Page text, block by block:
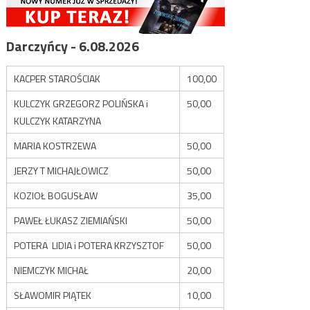
Darczyńcy - 6.08.2026
KACPER STAROŚCIAK
100,00
KULCZYK GRZEGORZ POLIŃSKA i
KULCZYK KATARZYNA
50,00
MARIA KOSTRZEWA
50,00
JERZY T MICHAJŁOWICZ
50,00
KOZIOŁ BOGUSŁAW
35,00
PAWEŁ ŁUKASZ ZIEMIAŃSKI
50,00
POTERA LIDIA i POTERA KRZYSZTOF
50,00
NIEMCZYK MICHAŁ
20,00
SŁAWOMIR PIĄTEK
10,00